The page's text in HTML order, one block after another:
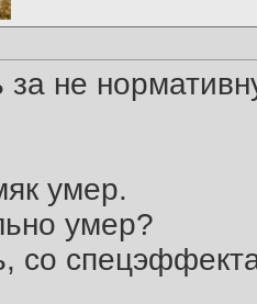
не
умер.
умер?
со